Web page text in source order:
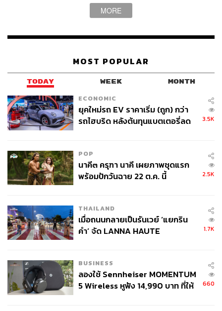
“หากเราไม่เร่งแก้ไขและควบคุมปัญหา 8 บริษัทนี้ไม่ได้ นัก
ลงทุนอาจขาดความเชื่อมั่นในตลาดตราสารหนี้ทั้งหมด” และ
อาจลุกลามเป็นความเสี่ยงเชิงระบบ (Systemic Risk) ได้
หายไปเยอะ” ได้สะท้อนถึงความพยายามในการ ‘ปรับตัว’ เพื่อ
ตอบโจทย์โลกใหม่ เช่น การสร้าง LiVE Platform สำหรับ
Startup หรือการมี DR ให้นักลงทุนเข้าถึงหุ้นต่างประเทศได้
คอร์เปอเรชั่น (STARK)
บทเรียนจากกรณี MORE และ STARK เป็นความย้อนแย้ง
MORE
MOST POPULAR
TODAY WEEK MONTH
ECONOMIC
ยุคใหม่รถ EV ราคาเริ่ม (ถูก) กว่า
รถไฮบริด หลังต้นทุนแบตเตอรี่ลด
3.5K
POP
นาคี๓ ครุฑา นาคี เผยภาพชุดแรก
พร้อมปักวันฉาย 22 ต.ค. นี้
2.5K
THAILAND
เมื่อถนนกลายเป็นรันเวย์ ‘แยกริน
คำ’ จัด LANNA HAUTE
1.7K
BUSINESS
ลองใช้ Sennheiser MOMENTUM
5 Wireless หูฟัง 14,990 บาท ที่ให้
660